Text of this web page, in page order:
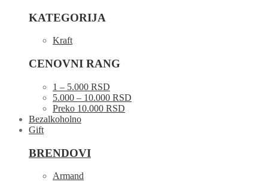
KATEGORIJA
Kraft
CENOVNI RANG
1 – 5.000 RSD
5.000 – 10.000 RSD
Preko 10.000 RSD
Bezalkoholno
Gift
BRENDOVI
Armand